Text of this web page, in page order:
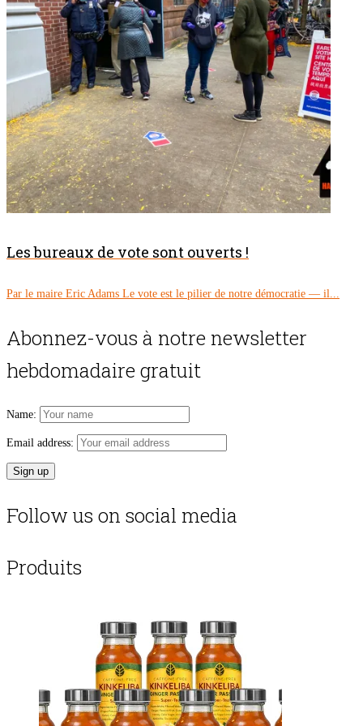
Les bureaux de vote sont ouverts !
Par le maire Eric Adams Le vote est le pilier de notre démocratie — il...
Abonnez-vous à notre newsletter
hebdomadaire gratuit
Name:
Email address:
Follow us on social media
Produits